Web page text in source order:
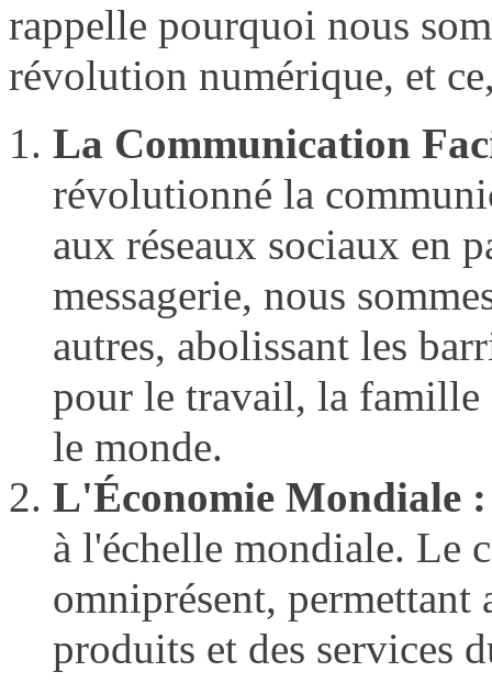
rappelle pourquoi nous
révolution numérique, et
La Communication
révolutionné la
aux réseaux sociaux en
messagerie, nous
autres, abolissant les
pour le travail, la famille
le monde.
L'Économie Mondiale :
à l'échelle mondiale. Le
omniprésent, permettant
produits et des services